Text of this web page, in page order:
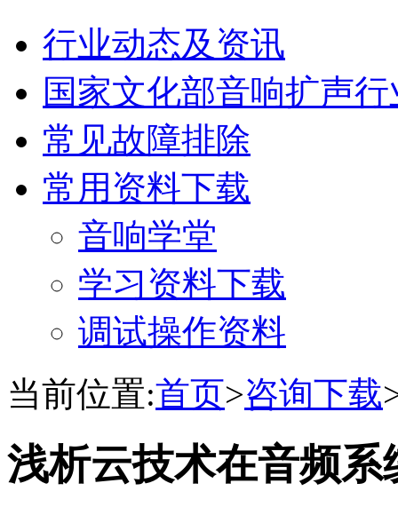
行业动态及资讯
国家文化部音响扩声
常见故障排除
常用资料下载
音响学堂
学习资料下载
调试操作资料
当前位置:首页>咨询下载
浅析云技术在音频系